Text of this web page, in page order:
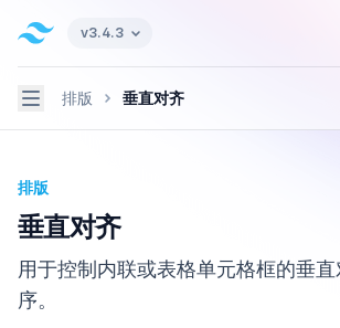
Tailwind CSS home page
v3.4.3
Navigation
排版 垂直对齐
排版
垂直对齐
用于控制内联或表格单元格框的垂
序。